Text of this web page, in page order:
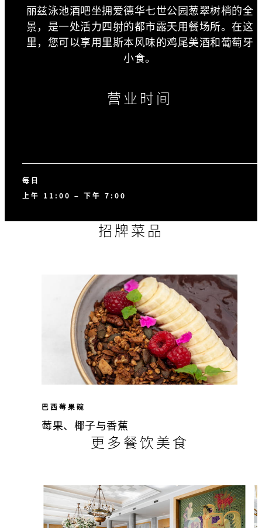
丽兹泳池酒吧坐拥爱德华七世公园葱翠树梢的全
景，是一处活力四射的都市露天用餐场所。在这
里，您可以享用里斯本风味的鸡尾美酒和葡萄牙
小食。
营业时间
每日
上午 11:00 – 下午 7:00
招牌菜品
巴西莓果碗
莓果、椰子与香蕉
更多餐饮美食